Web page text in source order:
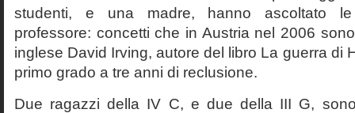
studenti, e una madre, hanno ascoltato le
professore: concetti che in Austria nel 2006
inglese David Irving, autore del libro La guerra di
primo grado a tre anni di reclusione.
Due ragazzi della IV C, e due della III G,